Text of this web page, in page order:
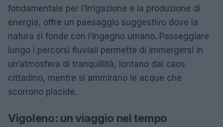
fondamentale per l’irrigazione e la produzione di
energia, offre un paesaggio suggestivo dove la
natura si fonde con l’ingegno umano. Passeggiare
lungo i percorsi fluviali permette di immergersi in
un’atmosfera di tranquillità, lontano dal caos
cittadino, mentre si ammirano le acque che
scorrono placide.
Vigoleno: un viaggio nel tempo